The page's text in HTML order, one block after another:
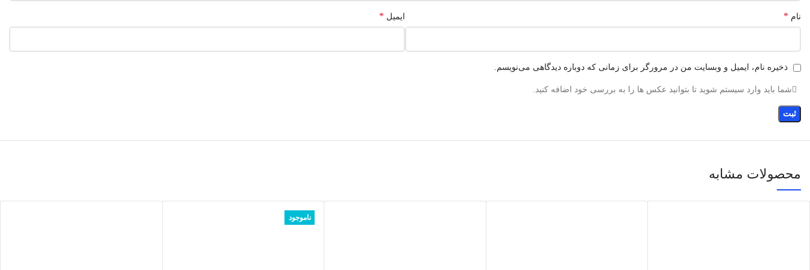
نام * ایمیل *
ذخیره نام، ایمیل و وبسایت من در مرورگر برای زمانی که دوباره دیدگاهی می‌نویسم.
شما باید وارد سیستم شوید تا بتوانید عکس ها را به بررسی خود اضافه کنید.
محصولات مشابه
ناموجود